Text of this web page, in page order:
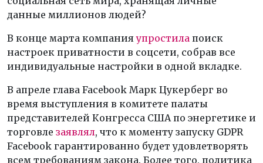
данные миллионов людей?
В конце марта компанияупростила поиск
настроек приватности в соцсети, собрав все
индивидуальные настройки в одной вкладке.
В апреле глава Facebook Марк Цукерберг во
время выступления в комитете палаты
представителей Конгресса США по энергетике и
торговле заявлял, что к моменту запуску GDPR
Facebook гарантированно будет удовлетворять
всем требованиям закона. Более того, политика